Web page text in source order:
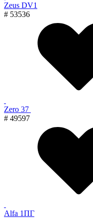
Zeus DV1
# 53536
Zero 37
# 49597
Alfa 1ПГ